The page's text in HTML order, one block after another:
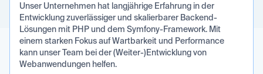
Unser Unternehmen hat langjährige Erfahrung in der
Entwicklung zuverlässiger und skalierbarer Backend-
Lösungen mit PHP und dem Symfony-Framework. Mit
einem starken Fokus auf Wartbarkeit und Performance
kann unser Team bei der (Weiter-)Entwicklung von
Webanwendungen helfen.